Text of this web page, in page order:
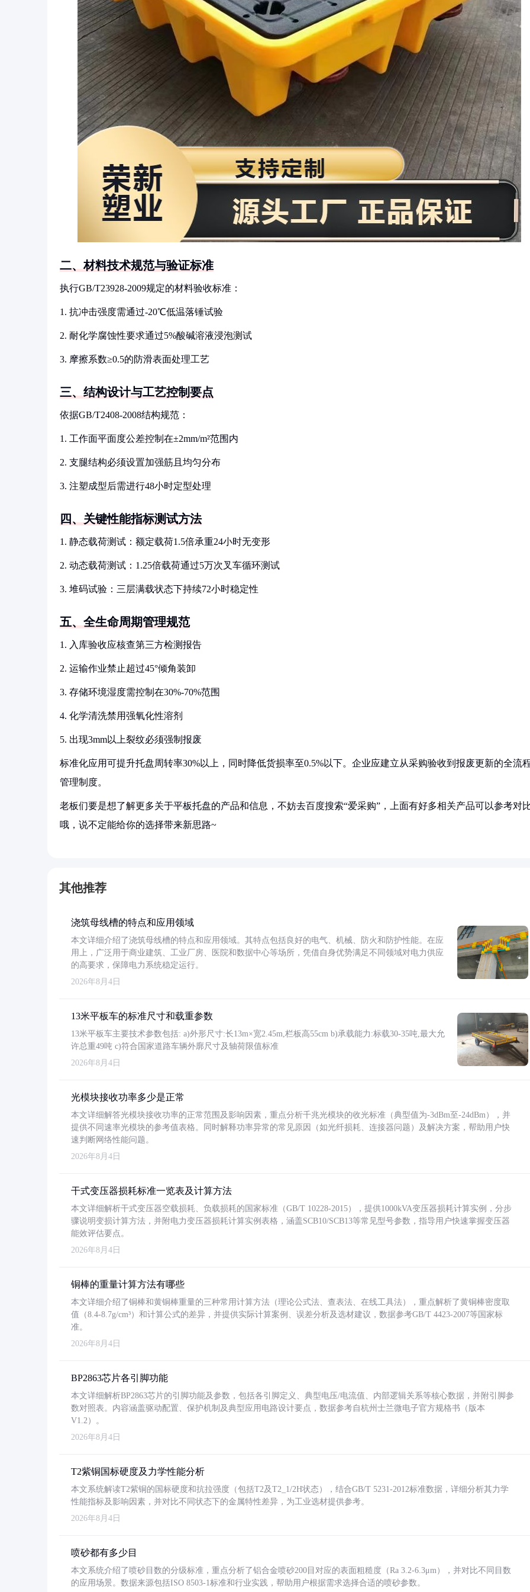
二、材料技术规范与验证标准
执行GB/T23928-2009规定的材料验收标准：
1. 抗冲击强度需通过-20℃低温落锤试验
2. 耐化学腐蚀性要求通过5%酸碱溶液浸泡测试
3. 摩擦系数≥0.5的防滑表面处理工艺
三、结构设计与工艺控制要点
依据GB/T2408-2008结构规范：
1. 工作面平面度公差控制在±2mm/m²范围内
2. 支腿结构必须设置加强筋且均匀分布
3. 注塑成型后需进行48小时定型处理
四、关键性能指标测试方法
1. 静态载荷测试：额定载荷1.5倍承重24小时无变形
2. 动态载荷测试：1.25倍载荷通过5万次叉车循环测试
3. 堆码试验：三层满载状态下持续72小时稳定性
五、全生命周期管理规范
1. 入库验收应核查第三方检测报告
2. 运输作业禁止超过45°倾角装卸
3. 存储环境湿度需控制在30%-70%范围
4. 化学清洗禁用强氧化性溶剂
5. 出现3mm以上裂纹必须强制报废
标准化应用可提升托盘周转率30%以上，同时降低货损率至0.5%以下。企业应建立从采购验收到报废更新的全流
管理制度。
老板们要是想了解更多关于平板托盘的产品和信息，不妨去百度搜索“爱采购”，上面有好多相关产品可以参考对
哦，说不定能给你的选择带来新思路~
其他推荐
浇筑母线槽的特点和应用领域
本文详细介绍了浇筑母线槽的特点和应用领域。其特点包括良好的电气、机械、防火和防护性能。在应
用上，广泛用于商业建筑、工业厂房、医院和数据中心等场所，凭借自身优势满足不同领域对电力供应
的高要求，保障电力系统稳定运行。
2026年8月4日
13米平板车的标准尺寸和载重参数
13米平板车主要技术参数包括: a)外形尺寸:长13m×宽2.45m,栏板高55cm b)承载能力:标载30-35吨,最大允
许总重49吨 c)符合国家道路车辆外廓尺寸及轴荷限值标准
2026年8月4日
光模块接收功率多少是正常
本文详细解答光模块接收功率的正常范围及影响因素，重点分析千兆光模块的收光标准（典型值为-3dBm至-24dBm），并
提供不同速率光模块的参考值表格。同时解释功率异常的常见原因（如光纤损耗、连接器问题）及解决方案，帮助用户快
速判断网络性能问题。
2026年8月4日
干式变压器损耗标准一览表及计算方法
本文详细解析干式变压器空载损耗、负载损耗的国家标准（GB/T 10228-2015），提供1000kVA变压器损耗计算实例，分步
骤说明变损计算方法，并附电力变压器损耗计算实例表格，涵盖SCB10/SCB13等常见型号参数，指导用户快速掌握变压器
能效评估要点。
2026年8月4日
铜棒的重量计算方法有哪些
本文详细介绍了铜棒和黄铜棒重量的三种常用计算方法（理论公式法、查表法、在线工具法），重点解析了黄铜棒密度取
值（8.4-8.7g/cm³）和计算公式的差异，并提供实际计算案例、误差分析及选材建议，数据参考GB/T 4423-2007等国家标
准。
2026年8月4日
BP2863芯片各引脚功能
本文详细解析BP2863芯片的引脚功能及参数，包括各引脚定义、典型电压/电流值、内部逻辑关系等核心数据，并附引脚参
数对照表。内容涵盖驱动配置、保护机制及典型应用电路设计要点，数据参考自杭州士兰微电子官方规格书（版本
V1.2）。
2026年8月4日
T2紫铜国标硬度及力学性能分析
本文系统解读T2紫铜的国标硬度和抗拉强度（包括T2及T2_1/2H状态），结合GB/T 5231-2012标准数据，详细分析其力学
性能指标及影响因素，并对比不同状态下的金属特性差异，为工业选材提供参考。
2026年8月4日
喷砂都有多少目
本文系统介绍了喷砂目数的分级标准，重点分析了铝合金喷砂200目对应的表面粗糙度（Ra 3.2-6.3μm），并对比不同目数
的应用场景。数据来源包括ISO 8503-1标准和行业实践，帮助用户根据需求选择合适的喷砂参数。